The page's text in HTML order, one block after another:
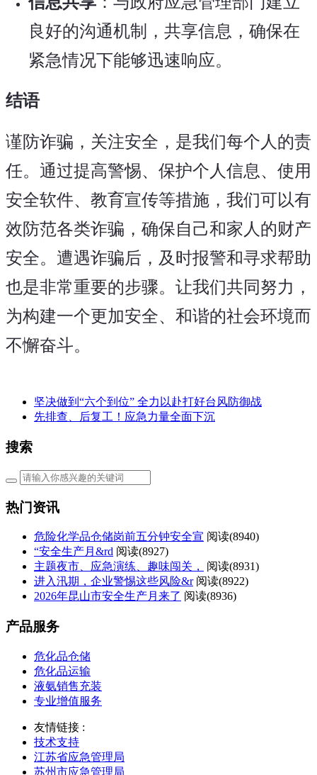
良好的沟通机制，共享信息，确保在
紧急情况下能够迅速响应。
结语
谨防诈骗，关注安全，是我们每个人的责
任。通过提高警惕、保护个人信息、使用
安全软件、教育宣传等措施，我们可以有
效防范各类诈骗，确保自己和家人的财产
安全。遭遇诈骗后，及时报警和寻求帮助
也是非常重要的步骤。让我们共同努力，
为构建一个更加安全、和谐的社会环境而
不懈奋斗。
坚决做到“六个到位” 全力以赴打好台风防御战
先排查、后复工！应急力量全面下沉
搜索
热门资讯
危险化学品仓储岗前五分钟安全宣 阅读(8940)
“安全生产月&rd 阅读(8927)
主题夜市、应急演练、趣味闯关，
阅读(8931)
进入汛期，企业警惕这些风险&r 阅读(8922)
2026年昆山市安全生产月来了 阅读(8936)
产品服务
危化品仓储
危化品运输
液氨销售充装
专业增值服务
友情链接 :
技术支持
江苏省应急管理局
苏州市应急管理局